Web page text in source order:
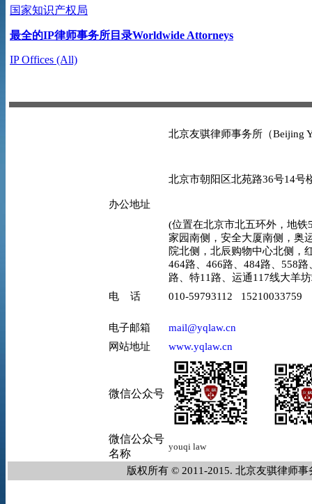
国家知识产权局
最全的IP律师事务所目录Worldwide Attorneys
IP Offices (All)
办公地址
北京友骐律师事务所（Beijing
北京市朝阳区北苑路36号14号
(位置在北京市北五环外，地
家园南侧，安全大厦南侧，奥
院北侧，北辰购物中心北侧，
464路、466路、484路、558
路、特11路、运通117线大羊
电 话
010-59793112 15210033759
电子邮箱
mail@yqlaw.cn
网站地址
www.yqlaw.cn
微信公众号
微信公众号
名称
youqi law
版权所有 © 2011-2015. 北京友骐律